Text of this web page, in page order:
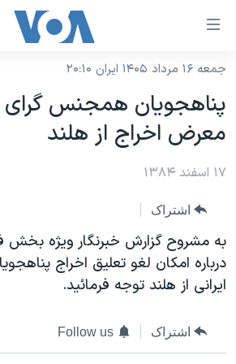
لینکهای
دسترسی
جهش
محتوای
اصلی
اصلی
جهش
به
نسخه سبک وب‌سایت
موضوع ها
ایران
آمریکا
جهان
ورزشی
گزیده‌ها
ویدیوها
برنامه های تلویزیونی
جدول برنامه ها
صفحه‌های ویژه
جام جهانی ۲۰۲۶
عملیات خشم حماسی
بایگانی برنامه‌های تلویزیونی
فرکانس‌های صدای آمریکا
پخش رادیویی
یادگیری زبان انگلیسی
جمعه ۱۶ مرداد ۱۴۰۵ ایران ۲۰:۱۰
پناهجويان همجنس گرای
معرض اخراج از هلند
۱۷ اسفند ۱۳۸۴
اشتراک
به مشروح گزارش خبرنگار ويژه بخش
درباره امکان لغو تعليق اخراج
ايرانی از هلند توجه فرمائيد.
اشتراک Follow us